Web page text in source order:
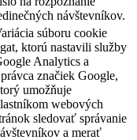
návštevníkov.
súboru cookie
_gat, ktorú nastavili služby
Analytics a
značiek Google,
umožňuje
webových
sledovať správanie
a merať